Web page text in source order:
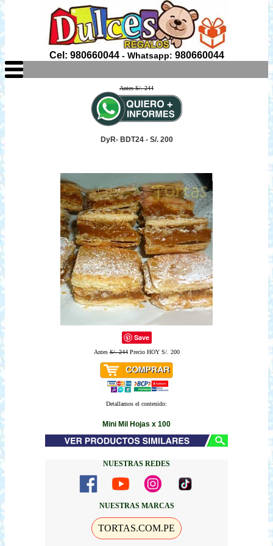
Cel: 980660044- Whatsapp: 980660044
Antes S/. 244
DyR- BDT24 - S/. 200
Save
AntesS/. 244Precio HOY S/. 200
Detallamos el contenido:
Mini Mil Hojas x 100
NUESTRAS REDES
NUESTRAS MARCAS
TORTAS.COM.PE